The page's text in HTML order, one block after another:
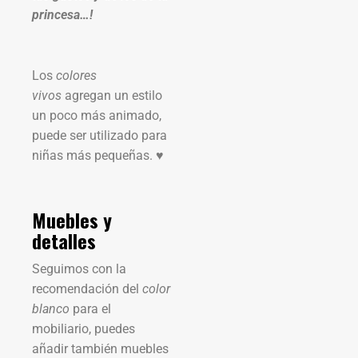
princesa…!
Los colores
vivos agregan un estilo
un poco más animado,
puede ser utilizado para
niñas más pequeñas. ♥
Muebles y
detalles
Seguimos con la
recomendación del color
blanco para el
mobiliario, puedes
añadir también muebles